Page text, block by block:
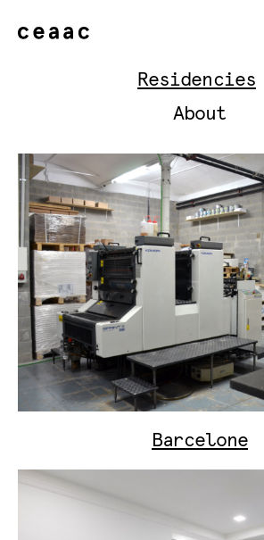
Residencies
About
Barcelone